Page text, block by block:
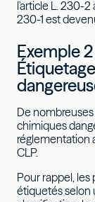
l'article L. 230-2
230-1 est
Exemple
De
chimiques
réglementation
CLP.
Pour rappel,
étiquetés selon